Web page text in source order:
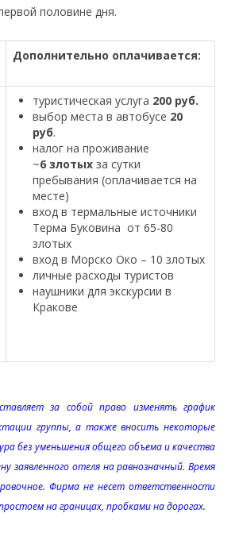
половине дня.
Дополнительно оплачивается:
туристическая услуга 200 руб.
выбор места в автобусе 20
руб.
налог на проживание
~6 злотых за сутки
пребывания (оплачивается на
месте)
вход в термальные источники
Терма Буковина от 65-80
злотых
вход в Морско Око – 10 злотых
личные расходы туристов
наушники для экскурсии в
Кракове
за собой право изменять график
группы, а также вносить некоторые
без уменьшения общего объема и качества
заявленного отеля на равнозначный. Время
Фирма не несет ответственности
на границах, пробками на дорогах.